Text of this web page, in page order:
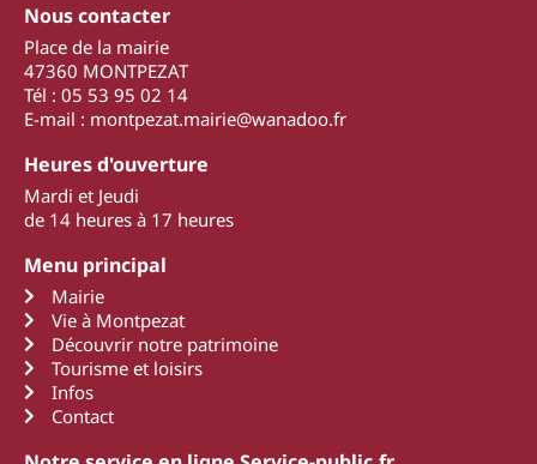
Nous contacter
Place de la mairie
47360 MONTPEZAT
Tél : 05 53 95 02 14
E-mail : montpezat.mairie@wanadoo.fr
Heures d'ouverture
Mardi et Jeudi
de 14 heures à 17 heures
Menu principal
Mairie
Vie à Montpezat
Découvrir notre patrimoine
Tourisme et loisirs
Infos
Contact